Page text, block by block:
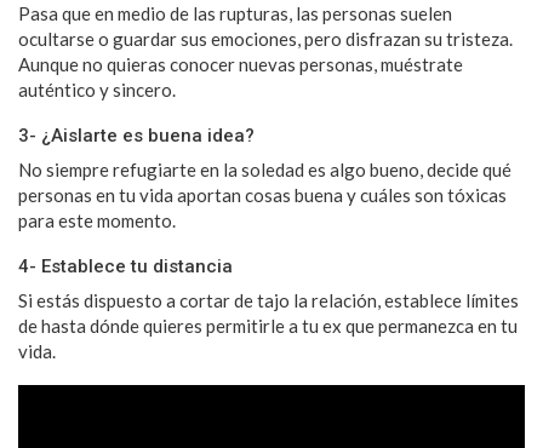
Pasa que en medio de las rupturas, las personas suelen
ocultarse o guardar sus emociones, pero disfrazan su tristeza.
Aunque no quieras conocer nuevas personas, muéstrate
auténtico y sincero.
3- ¿Aislarte es buena idea?
No siempre refugiarte en la soledad es algo bueno, decide qué
personas en tu vida aportan cosas buena y cuáles son tóxicas
para este momento.
4- Establece tu distancia
Si estás dispuesto a cortar de tajo la relación, establece límites
de hasta dónde quieres permitirle a tu ex que permanezca en tu
vida.